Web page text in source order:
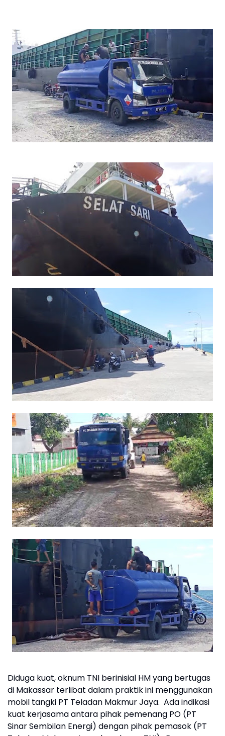
Diduga kuat, oknum TNI berinisial HM yang bertugas
di Makassar terlibat dalam praktik ini menggunakan
mobil tangki PT Teladan Makmur Jaya. Ada indikasi
kuat kerjasama antara pihak pemenang PO (PT
Sinar Sembilan Energi) dengan pihak pemasok (PT